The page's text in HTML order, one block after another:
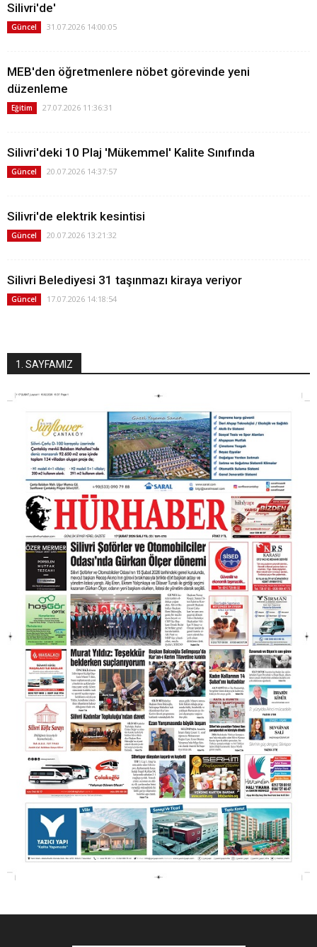
Silivri'de'
Güncel 31.07.2026 14:00:05
MEB'den öğretmenlere nöbet görevinde yeni
düzenleme
Eğitim 27.07.2026 11:36:31
Silivri'deki 10 Plaj 'Mükemmel' Kalite Sınıfında
Güncel 20.07.2026 14:37:57
Silivri'de elektrik kesintisi
Güncel 20.07.2026 13:21:32
Silivri Belediyesi 31 taşınmazı kiraya veriyor
Güncel 17.07.2026 14:18:54
1. SAYFAMIZ